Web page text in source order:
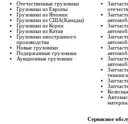
Отечественные грузовики
Грузовики из Европы
Грузовики из Японии
Грузовики из США(Канады)
Грузовики из Кореи
Грузовики из Китая
Грузовики иностранного
производства
Новые грузовики
Подержанные грузовики
Аукционные грузовики
тюнинга
Сервисное